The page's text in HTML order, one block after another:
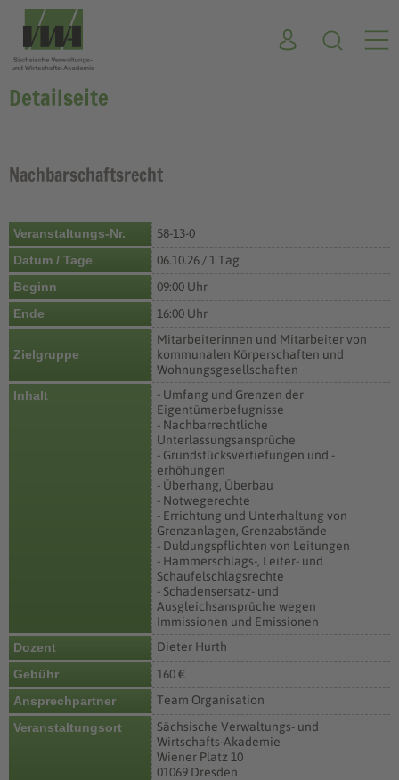
Detailseite
Nachbarschaftsrecht
Veranstaltungs-Nr.
58-13-0
Datum / Tage
06.10.26 / 1 Tag
Beginn
09:00 Uhr
Ende
16:00 Uhr
Zielgruppe
Mitarbeiterinnen und Mitarbeiter von
kommunalen Körperschaften und
Wohnungsgesellschaften
Inhalt
- Umfang und Grenzen der
Eigentümerbefugnisse
- Nachbarrechtliche
Unterlassungsansprüche
- Grundstücksvertiefungen und -
erhöhungen
- Überhang, Überbau
- Notwegerechte
- Errichtung und Unterhaltung von
Grenzanlagen, Grenzabstände
- Duldungspflichten von Leitungen
- Hammerschlags-, Leiter- und
Schaufelschlagsrechte
- Schadensersatz- und
Ausgleichsansprüche wegen
Immissionen und Emissionen
Dozent
Dieter Hurth
Gebühr
160 €
Ansprechpartner
Team Organisation
Veranstaltungsort
Sächsische Verwaltungs- und
Wirtschafts-Akademie
Wiener Platz 10
01069 Dresden